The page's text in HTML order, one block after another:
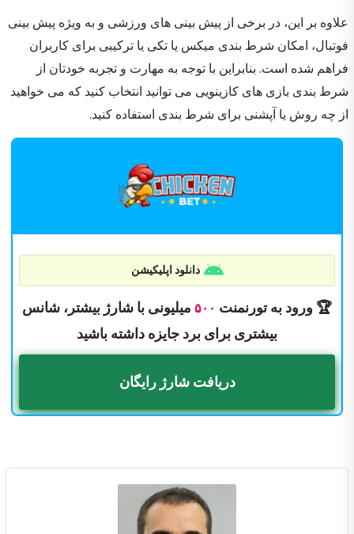
علاوه بر این، در برخی از پیش بینی های ورزشی و به ویژه پیش بینی
فوتبال، امکان شرط بندی میکس یا تکی یا ترکیبی برای کاربران
فراهم شده است. بنابراین با توجه به مهارت و تجربه خودتان از
شرط بندی بازی های کازینویی می توانید انتخاب کنید که می خواهید
از چه روش یا آپشنی برای شرط بندی استفاده کنید.
دانلود اپلیکیشن
🏆 ورود به تورنمنت ۵۰۰ میلیونی با شارژ بیشتر، شانس
بیشتری برای برد جایزه داشته باشید
دریافت شارژ رایگان